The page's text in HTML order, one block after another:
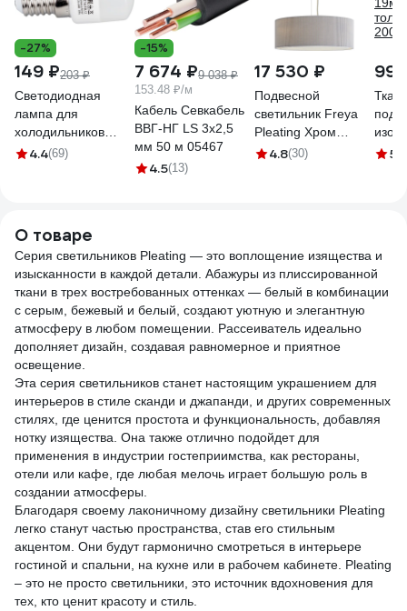
-27%
149 ₽203 ₽
Светодиодная
лампа для
холодильников
Volpe Матовая
4.4(69)
-15%
7 674 ₽9 038 ₽
153.48 ₽/м
Кабель Севкабель
ВВГ-НГ LS 3х2,5
мм 50 м 05467
4.5(13)
17 530 ₽
Подвесной
светильник Freya
Pleating Хром
Металл FR5434PL-
4.8(30)
Izt5
О товаре
Серия светильников Pleating — это воплощение изящества и
изысканности в каждой детали. Абажуры из плиссированной
ткани в трех востребованных оттенках — белый в комбинации
с серым, бежевый и белый, создают уютную и элегантную
атмосферу в любом помещении. Рассеиватель идеально
дополняет дизайн, создавая равномерное и приятное
освещение.
Эта серия светильников станет настоящим украшением для
интерьеров в стиле сканди и джапанди, и других современных
стилях, где ценится простота и функциональность, добавляя
нотку изящества. Она также отлично подойдет для
применения в индустрии гостеприимства, как рестораны,
отели или кафе, где любая мелочь играет большую роль в
создании атмосферы.
Благодаря своему лаконичному дизайну светильники Pleating
легко станут частью пространства, став его стильным
акцентом. Они будут гармонично смотреться в интерьере
гостиной и спальни, на кухне или в рабочем кабинете. Pleating
– это не просто светильники, это источник вдохновения для
тех, кто ценит красоту и стиль.